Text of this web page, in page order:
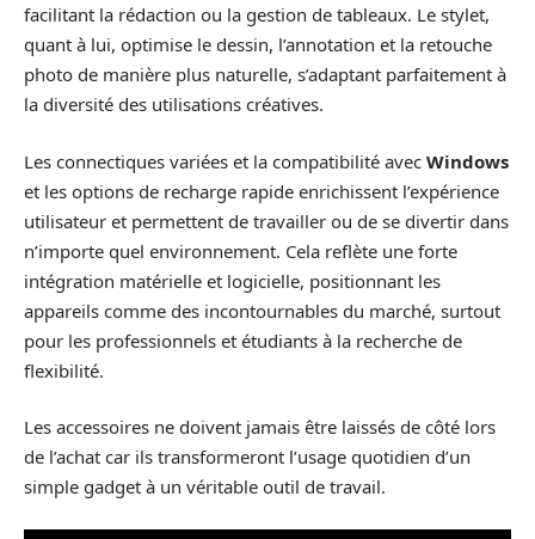
facilitant la rédaction ou la gestion de tableaux. Le stylet,
quant à lui, optimise le dessin, l’annotation et la retouche
photo de manière plus naturelle, s’adaptant parfaitement à
la diversité des utilisations créatives.
Les connectiques variées et la compatibilité avec Windows
et les options de recharge rapide enrichissent l’expérience
utilisateur et permettent de travailler ou de se divertir dans
n’importe quel environnement. Cela reflète une forte
intégration matérielle et logicielle, positionnant les
appareils comme des incontournables du marché, surtout
pour les professionnels et étudiants à la recherche de
flexibilité.
Les accessoires ne doivent jamais être laissés de côté lors
de l’achat car ils transformeront l’usage quotidien d’un
simple gadget à un véritable outil de travail.